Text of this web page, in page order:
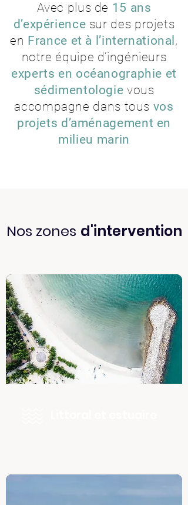
Avec plus de 15 ans
d’expérience sur des projets
en France et à l’international ,
notre équipe d’ingénieurs
experts en océanographie et
sédimentologie vous
accompagne dans tous vos
projets d’aménagement en
milieu marin
Nos zones d'intervention